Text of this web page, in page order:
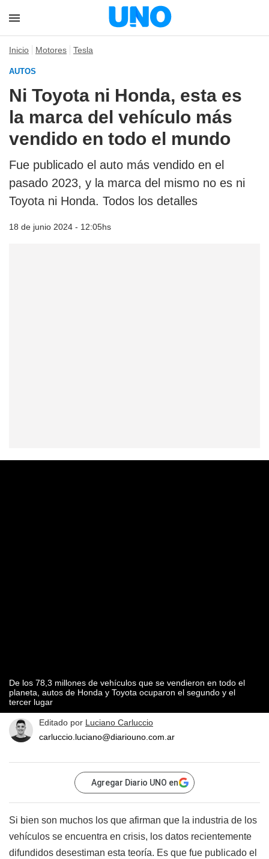
Inicio Motores Tesla
AUTOS
Ni Toyota ni Honda, esta es
la marca del vehículo más
vendido en todo el mundo
Fue publicado el auto más vendido en el
pasado 2023, y la marca del mismo no es ni
Toyota ni Honda. Todos los detalles
18 de junio 2024 - 12:05hs
De los 78,3 millones de vehículos que se vendieron en todo el
planeta, autos de Honda y Toyota ocuparon el segundo y el
tercer lugar
Editado por Luciano Carluccio
carluccio.luciano@diariouno.com.ar
Agregar Diario UNO en
Si bien son muchos los que afirman que la industria de los
vehículos se encuentra en crisis, los datos recientemente
difundidos desestiman esta teoría. Es que fue publicado el